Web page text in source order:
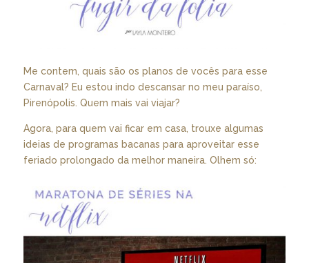
Me contem, quais são os planos de vocês para esse
Carnaval? Eu estou indo descansar no meu paraíso,
Pirenópolis. Quem mais vai viajar?
Agora, para quem vai ficar em casa, trouxe algumas
ideias de programas bacanas para aproveitar esse
feriado prolongado da melhor maneira. Olhem só: